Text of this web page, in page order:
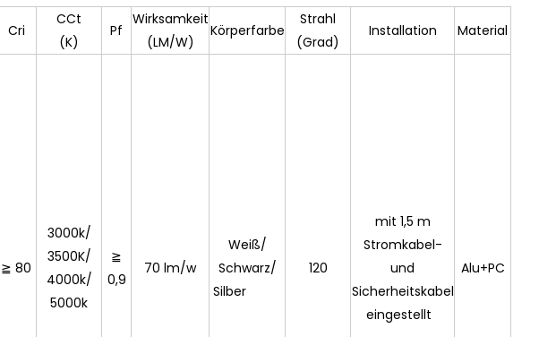
Cri
CCt
(K)
Pf
Wirksamkeit
(LM/W)
Körperfarbe
Strahl
(Grad)
Installation Material
≧ 80
3000k/
3500K/
4000k/
5000k
≧
0,9
70 lm/w
Weiß/
Schwarz/
Silber
120
mit 1,5 m
Stromkabel-
und
Sicherheitskabel
eingestellt
Alu+PC